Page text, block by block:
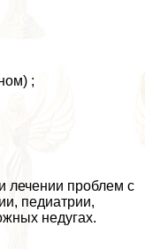
;
лечении проблем с
педиатрии,
недугах.